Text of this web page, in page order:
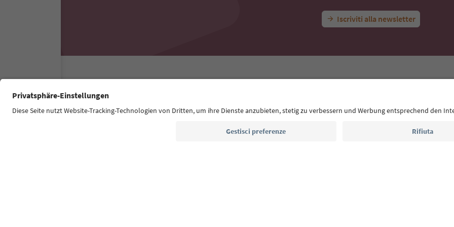
Iscriviti alla newsletter